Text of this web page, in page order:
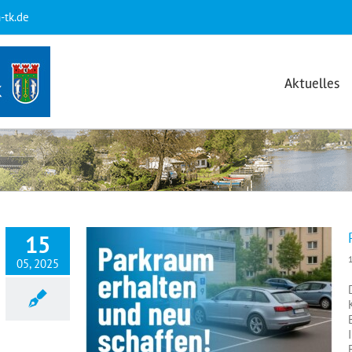
tk.de
Aktuelles
15
05, 2025